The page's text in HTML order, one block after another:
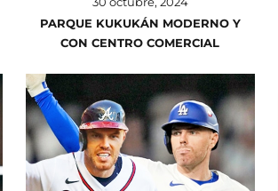
PARQUE KUKUKÁN MODERNO Y
CON CENTRO COMERCIAL